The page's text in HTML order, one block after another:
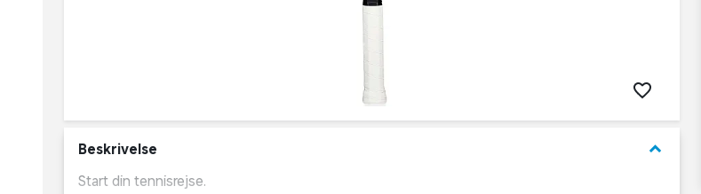
Beskrivelse keyboard_arrow_down
Start din tennisrejse.